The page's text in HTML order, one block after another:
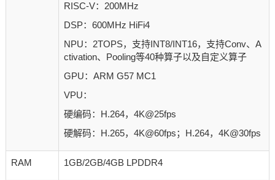
RISC-V：200MHz
DSP：600MHz HiFi4
NPU：2TOPS，支持INT8/INT16，支持Conv、A
ctivation、Pooling等40种算子以及自定义算子
GPU：ARM G57 MC1
VPU：
硬编码：H.264，4K@25fps
硬解码：H.265，4K@60fps；H.264，4K@30fps
RAM 1GB/2GB/4GB LPDDR4